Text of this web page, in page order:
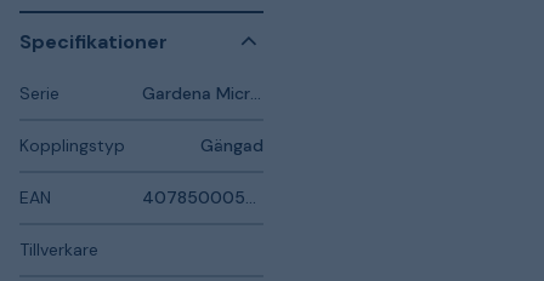
Specifikationer
Serie Gardena Micro-Drip-System
Kopplingstyp Gängad
EAN 4078500059084
Tillverkare